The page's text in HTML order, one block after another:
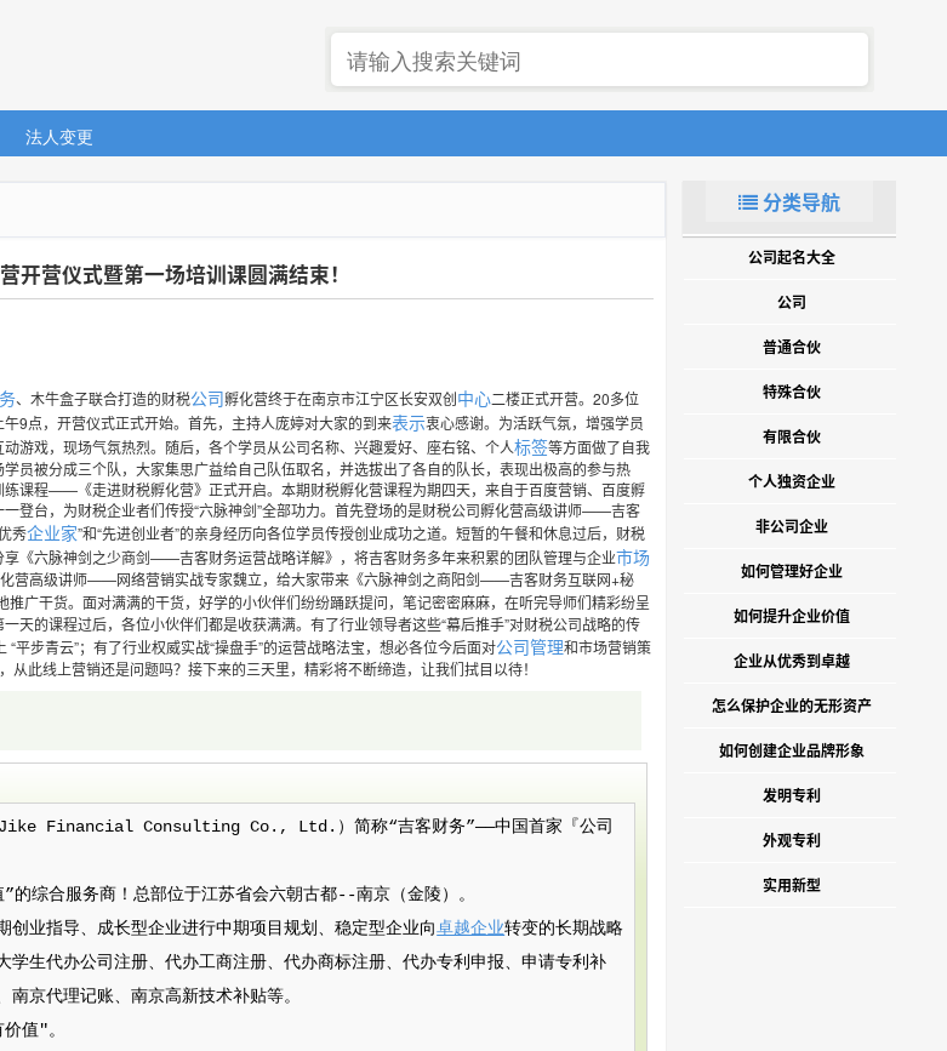
法人变更
开营仪式暨第一场培训课圆满结束！
、木牛盒子联合打造的财税公司孵化营终于在南京市江宁区长安双创中心二楼正式开营。20多位
9点，开营仪式正式开始。首先，主持人庞婷对大家的到来表示衷心感谢。为活跃气氛，增强学员
游戏，现场气氛热烈。随后，各个学员从公司名称、兴趣爱好、座右铭、个人标签等方面做了自我
员被分成三个队，大家集思广益给自己队伍取名，并选拔出了各自的队长，表现出极高的参与热
课程——《走进财税孵化营》正式开启。本期财税孵化营课程为期四天，来自于百度营销、百度孵
登台，为财税企业者们传授“六脉神剑”全部功力。首先登场的是财税公司孵化营高级讲师——吉客
秀企业家”和“先进创业者”的亲身经历向各位学员传授创业成功之道。短暂的午餐和休息过后，财税
《六脉神剑之少商剑——吉客财务运营战略详解》，将吉客财务多年来积累的团队管理与企业市场
化营高级讲师——网络营销实战专家魏立，给大家带来《六脉神剑之商阳剑——吉客财务互联网+秘
推广干货。面对满满的干货，好学的小伙伴们纷纷踊跃提问，笔记密密麻麻，在听完导师们精彩纷呈
天的课程过后，各位小伙伴们都是收获满满。有了行业领导者这些“幕后推手”对财税公司战略的传
平步青云”；有了行业权威实战“操盘手”的运营战略法宝，想必各位今后面对公司管理和市场营销策
此线上营销还是问题吗？接下来的三天里，精彩将不断缔造，让我们拭目以待！
Jike Financial Consulting Co., Ltd.）简称“吉客财务”——中国首家『公司
的综合服务商！总部位于江苏省会六朝古都--南京（金陵）。
创业指导、成长型企业进行中期项目规划、稳定型企业向卓越企业转变的长期战略
学生代办公司注册、代办工商注册、代办商标注册、代办专利申报、申请专利补
南京代理记账、南京高新技术补贴等。
值"。
分类导航
公司起名大全
公司
普通合伙
特殊合伙
有限合伙
个人独资企业
非公司企业
如何管理好企业
如何提升企业价值
企业从优秀到卓越
怎么保护企业的无形资产
如何创建企业品牌形象
发明专利
外观专利
实用新型